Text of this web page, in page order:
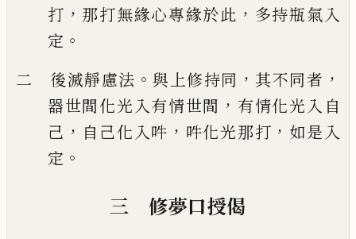
打 ， 那打無緣心專緣於此 ， 多持瓶氣入
定 。
二 後滅靜慮法 。與上修持同 ，其不同者 ，
器世間化光入有情世間 ， 有情化光入自
己 ， 自己化入吽 ， 吽化光那打 ， 如是入
定 。
三 修夢口授偈